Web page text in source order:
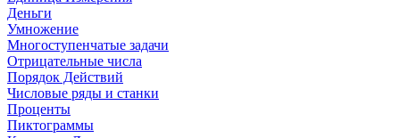
Деньги
Умножение
Многоступенчатые задачи
Отрицательные числа
Порядок Действий
Числовые ряды и станки
Проценты
Пиктограммы